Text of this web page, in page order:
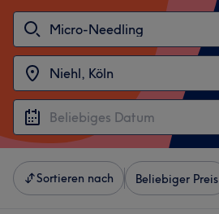
Sortieren nach Beliebiger Preis